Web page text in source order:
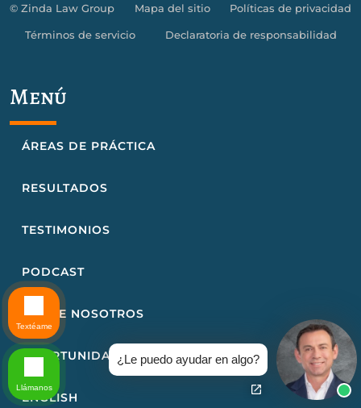
© Zinda Law Group Mapa del sitio Políticas de privacidad
Términos de servicio Declaratoria de responsabilidad
Menú
ÁREAS DE PRÁCTICA
RESULTADOS
TESTIMONIOS
PODCAST
SOBRE NOSOTROS
OPORTUNIDADES DE CARRERA
ENGLISH
¿Le puedo ayudar en algo?
Textéame
Llámanos